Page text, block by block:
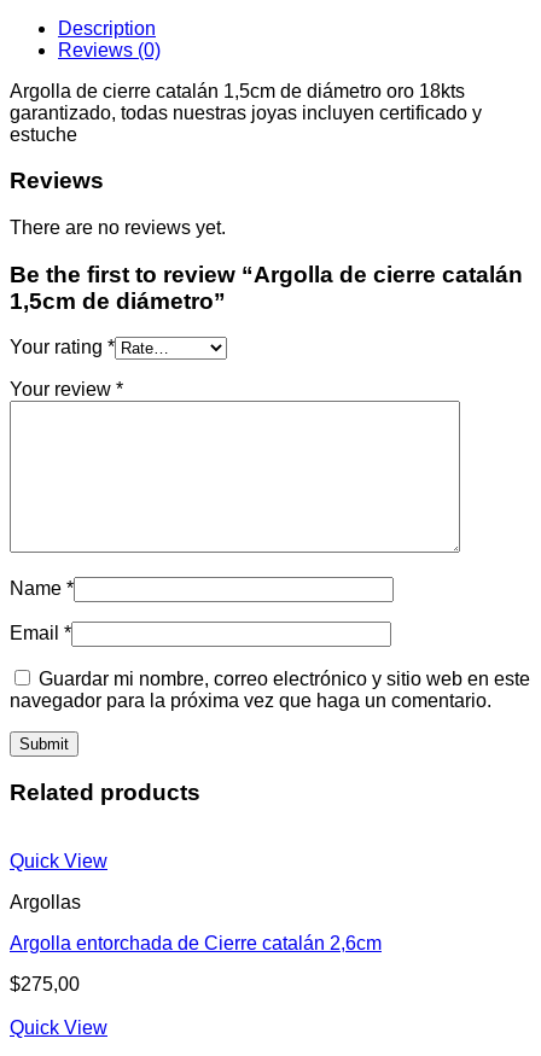
quantity
Description
Reviews (0)
Argolla de cierre catalán 1,5cm de diámetro oro 18kts
garantizado, todas nuestras joyas incluyen certificado y
estuche
Reviews
There are no reviews yet.
Be the first to review “Argolla de cierre catalán
1,5cm de diámetro”
Your rating *
Your review *
Name *
Email *
Guardar mi nombre, correo electrónico y sitio web en este
navegador para la próxima vez que haga un comentario.
Related products
Quick View
Argollas
Argolla entorchada de Cierre catalán 2,6cm
$275,00
Quick View